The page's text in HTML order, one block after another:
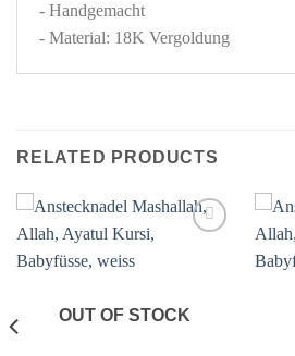
- Handgemacht
- Material: 18K Vergoldung
RELATED PRODUCTS
OUT OF STOCK